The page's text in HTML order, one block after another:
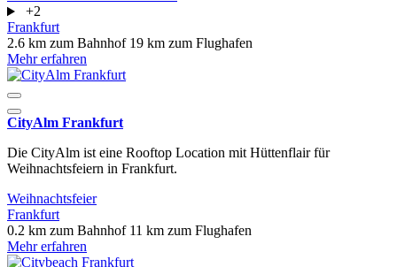
+2
Frankfurt
2.6 km zum Bahnhof 19 km zum Flughafen
Mehr erfahren
CityAlm Frankfurt
Die CityAlm ist eine Rooftop Location mit Hüttenflair für
Weihnachtsfeiern in Frankfurt.
Weihnachtsfeier
Frankfurt
0.2 km zum Bahnhof 11 km zum Flughafen
Mehr erfahren